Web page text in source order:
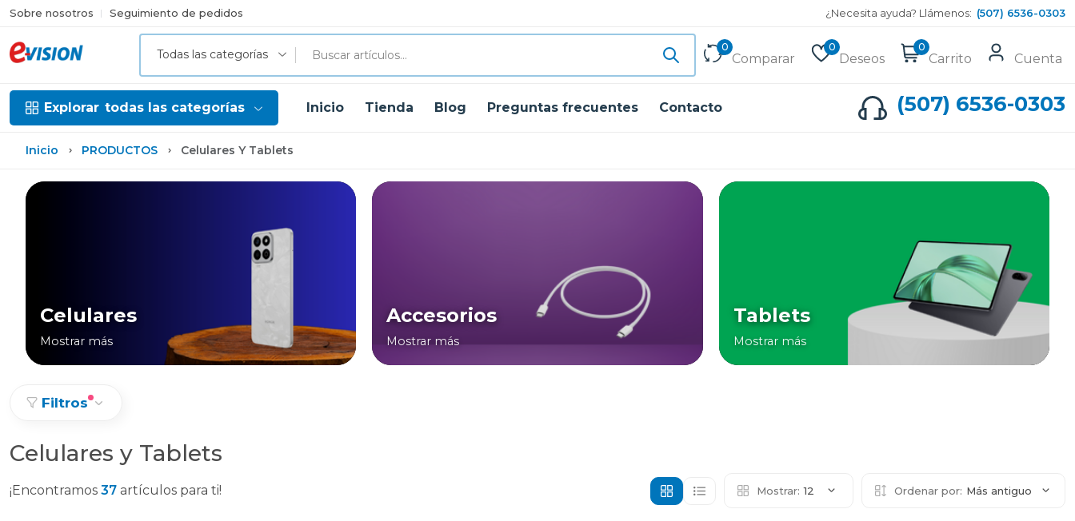
Sobre nosotros Seguimiento de pedidos ¿Necesita ayuda? Llámenos: (507) 6536-0303
Todas las categorías
0
Comparar
0
Deseos
0
Carrito Cuenta
Explorar todas las categorías Inicio Tienda Blog Preguntas frecuentes Contacto (507) 6536-0303
Inicio PRODUCTOS Celulares Y Tablets
Celulares
Mostrar más
Accesorios
Mostrar más
Tablets
Mostrar más
Filtros
Celulares y Tablets
¡Encontramos 37 artículos para ti! Mostrar: 12 Ordenar por: Más antiguo